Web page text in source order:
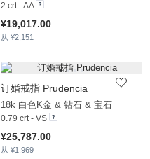
2 crt - AA
¥19,017.00
从 ¥2,151
订婚戒指 Prudencia
18k 白色K金 & 钻石 & 宝石
0.79 crt - VS
¥25,787.00
从 ¥1,969